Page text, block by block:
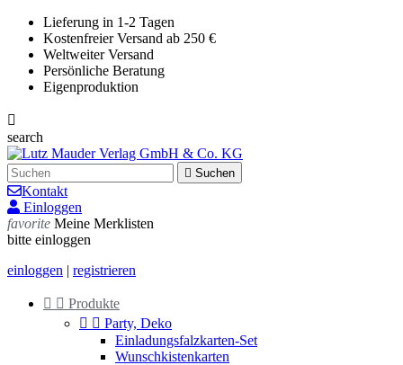
Lieferung in 1-2 Tagen
Kostenfreier Versand ab 250 €
Weltweiter Versand
Persönliche Beratung
Eigenproduktion

search
 Suchen
Kontakt
Einloggen
favorite Meine Merklisten
bitte einloggen
einloggen | registrieren
  Produkte
  Party, Deko
Einladungsfalzkarten-Set
Wunschkistenkarten